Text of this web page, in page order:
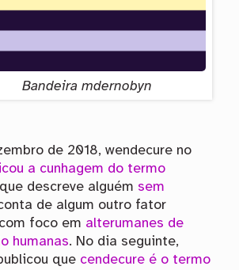
Bandeira mdernobyn
de 2018, wendecure no
a cunhagem do termo
descreve alguém sem
de algum outro fator
foco em alterumanes de
humanas. No dia seguinte,
que cendecure é o termo